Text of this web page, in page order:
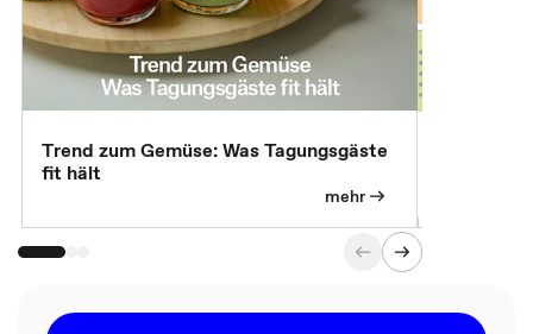
Trend zum Gemüse: Was Tagungsgäste
fit hält
mehr